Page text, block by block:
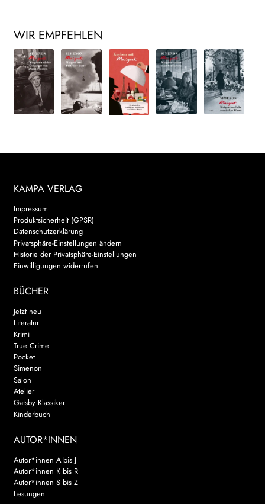
WIR EMPFEHLEN
KAMPA VERLAG
Impressum
Produktsicherheit (GPSR)
Datenschutzerklärung
Privatsphäre-Einstellungen ändern
Historie der Privatsphäre-Einstellungen
Einwilligungen widerrufen
BÜCHER
Jetzt neu
Literatur
Krimi
True Crime
Pocket
Simenon
Salon
Atelier
Gatsby Klassiker
Kinderbuch
AUTOR*INNEN
Autor*innen A bis J
Autor*innen K bis R
Autor*innen S bis Z
Lesungen